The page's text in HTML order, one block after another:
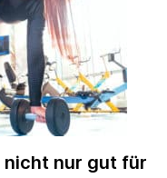
nicht nur gut für